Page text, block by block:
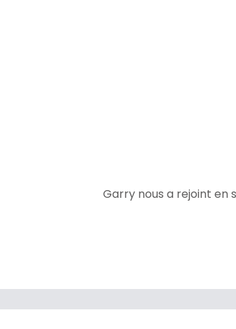
Garry nous a rejoint en